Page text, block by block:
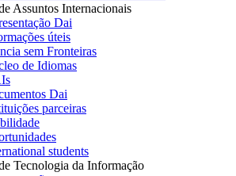
Assuntos Internacionais
Dai
úteis
sem Fronteiras
de Idiomas
Dai
parceiras
students
Tecnologia da Informação